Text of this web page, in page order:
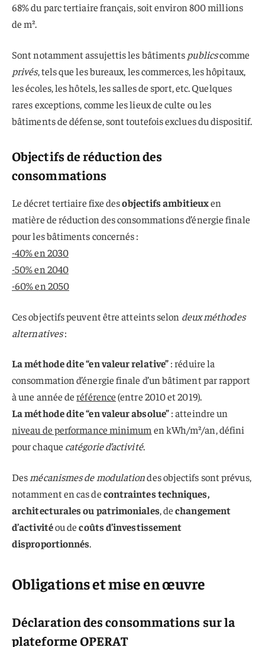
68% du parc tertiaire français, soit environ 800 millions
de m².
Sont notamment assujettis les bâtiments publicscomme
privés, tels que les bureaux, les commerces, les hôpitaux,
les écoles, les hôtels, les salles de sport, etc. Quelques
rares exceptions, comme les lieux de culte ou les
bâtiments de défense, sont toutefois exclues du dispositif.
Objectifs de réduction des
consommations
Le décret tertiaire fixe desobjectifs ambitieuxen
matière de réduction des consommations d’énergie finale
pour les bâtiments concernés :
-40% en 2030
-50% en 2040
-60% en 2050
Ces objectifs peuvent être atteints selon deux méthodes
alternatives:
La méthode dite “en valeur relative”: réduire la
consommation d’énergie finale d’un bâtiment par rapport
à une année deréférence(entre 2010 et 2019).
La méthode dite “en valeur absolue”: atteindre un
niveau de performance minimum en kWh/m²/an, défini
pour chaque catégorie d’activité.
Des mécanismes de modulationdes objectifs sont prévus,
notamment en cas decontraintes techniques,
architecturales ou patrimoniales, dechangement
d’activitéou decoûts d’investissement
disproportionnés.
Obligations et mise en œuvre
Déclaration des consommations sur la
plateforme OPERAT